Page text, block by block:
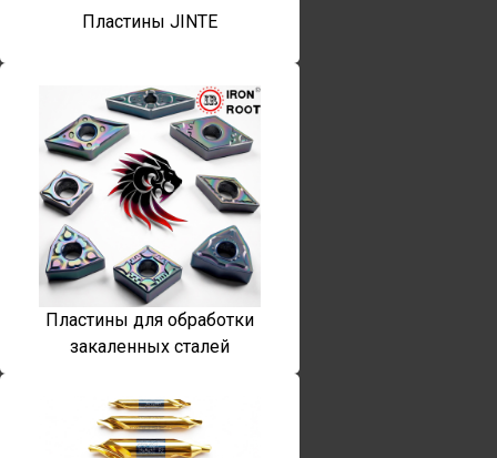
Пластины JINTE
Пластины для обработки
закаленных сталей